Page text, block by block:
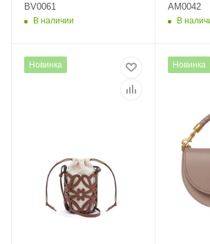
BV0061
В наличии
AM0042
В
Новинка Новинка